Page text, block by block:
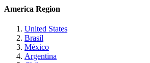
America Region
United States
Brasil
México
Argentina